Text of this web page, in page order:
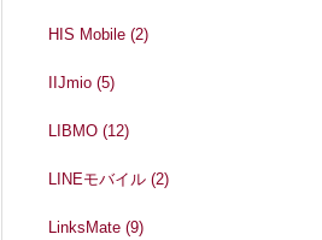
HIS Mobile(2)
IIJmio(5)
LIBMO(12)
LINEモバイル(2)
LinksMate(9)